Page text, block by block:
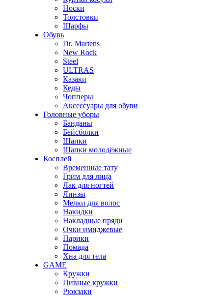
Носки
Толстовки
Шарфы
Обувь
Dr. Martens
New Rock
Steel
ULTRAS
Казаки
Кеды
Чопперы
Аксессуары для обуви
Головные уборы
Банданы
Бейсболки
Шапки
Шапки молодёжные
Косплей
Временные тату
Грим для лица
Лак для ногтей
Линзы
Мелки для волос
Накидки
Накладные пряди
Очки имиджевые
Парики
Помада
Хна для тела
GAME
Кружки
Пивные кружки
Рюкзаки